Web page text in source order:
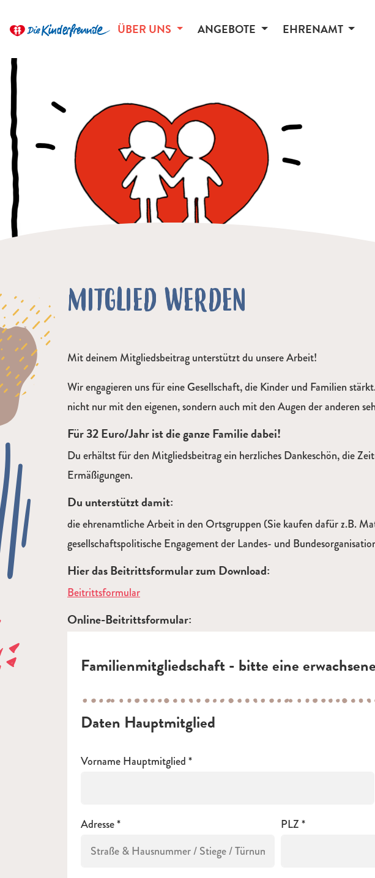
ÜBER UNS ANGEBOTE EHRENAMT
MITGLIED WERDEN
Mit deinem Mitgliedsbeitrag unterstützt du unsere Arbeit!
Wir engagieren uns für eine Gesellschaft, die Kinder und Familien
nicht nur mit den eigenen, sondern auch mit den Augen der anderen
Für 32 Euro/Jahr ist die ganze Familie dabei!
Du erhältst für den Mitgliedsbeitrag ein herzliches Dankeschön, die
Ermäßigungen.
Du unterstützt damit:
die ehrenamtliche Arbeit in den Ortsgruppen (Sie kaufen dafür z.B.
gesellschaftspolitische Engagement der Landes- und
Hier das Beitrittsformular zum Download:
Beitrittsformular
Online-Beitrittsformular:
Familienmitgliedschaft - bitte eine
Daten Hauptmitglied
Vorname Hauptmitglied
Adresse PLZ